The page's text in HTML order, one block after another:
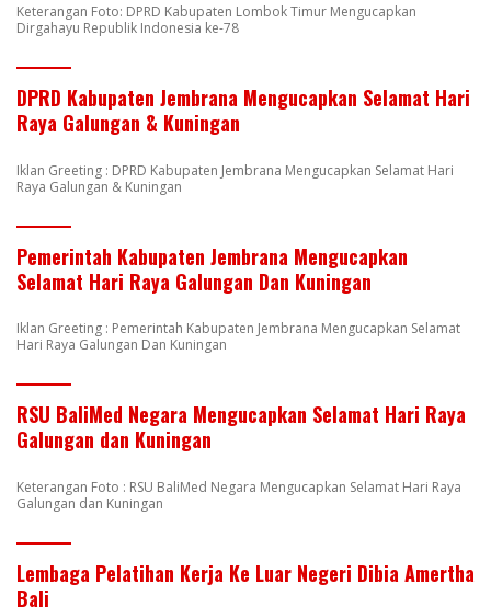
Keterangan Foto: DPRD Kabupaten Lombok Timur Mengucapkan
Dirgahayu Republik Indonesia ke-78
DPRD Kabupaten Jembrana Mengucapkan Selamat Hari
Raya Galungan & Kuningan
Iklan Greeting : DPRD Kabupaten Jembrana Mengucapkan Selamat Hari
Raya Galungan & Kuningan
Pemerintah Kabupaten Jembrana Mengucapkan
Selamat Hari Raya Galungan Dan Kuningan
Iklan Greeting : Pemerintah Kabupaten Jembrana Mengucapkan Selamat
Hari Raya Galungan Dan Kuningan
RSU BaliMed Negara Mengucapkan Selamat Hari Raya
Galungan dan Kuningan
Keterangan Foto : RSU BaliMed Negara Mengucapkan Selamat Hari Raya
Galungan dan Kuningan
Lembaga Pelatihan Kerja Ke Luar Negeri Dibia Amertha
Bali